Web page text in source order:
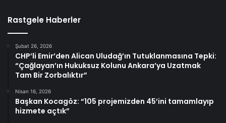
Rastgele Haberler
Şubat 26, 2026
CHP’li Emir’den Alican Uludağ’ın Tutuklanmasına Tepki:
“Çağlayan’ın Hukuksuz Kolunu Ankara’ya Uzatmak
Tam Bir Zorbalıktır”
Nisan 16, 2026
Başkan Kocagöz: “105 projemizden 45’ini tamamlayıp
hizmete açtık”